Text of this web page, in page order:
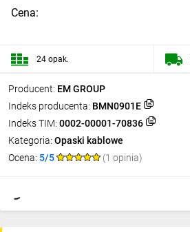
Producent: EM GROUP
Indeks producenta: BMN0901E
Indeks TIM: 0002-00001-70836
Kategoria: Opaski kablowe
Ocena: 5/5 (1 opinia)
Cena:
24 opak.